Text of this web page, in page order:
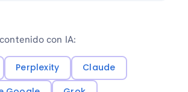
con IA:
Perplexity
Claude